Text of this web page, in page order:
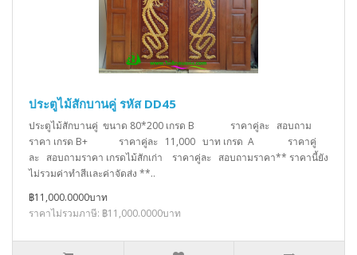
ประตูไม้สักบานคู่ รหัส DD45
ประตูไม้สักบานคู่ ขนาด 80*200 เกรด B ราคาคู่ละ สอบถาม
ราคา เกรด B+ ราคาคู่ละ 11,000 บาท เกรด A ราคาคู่
ละ สอบถามราคา เกรดไม้สักเก่า ราคาคู่ละ สอบถามราคา** ราคานี้ยัง
ไม่รวมค่าทำสีเเละค่าจัดส่ง **..
฿11,000.0000บาท
ราคาไม่รวมภาษี: ฿11,000.0000บาท